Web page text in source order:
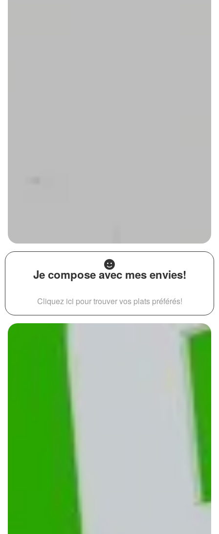
Je compose avec mes envies!
Cliquez ici pour trouver vos plats préférés!